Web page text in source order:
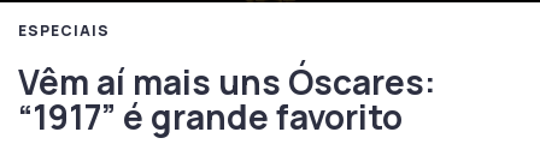
ESPECIAIS
Vêm aí mais uns Óscares:
“1917” é grande favorito